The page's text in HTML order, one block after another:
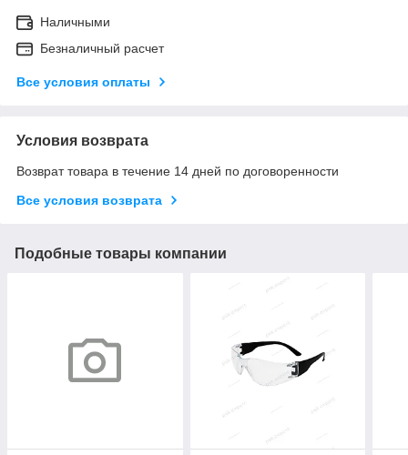
Наличными
Безналичный расчет
Все условия оплаты
Условия возврата
Возврат товара в течение 14 дней по договоренности
Все условия возврата
Подобные товары компании